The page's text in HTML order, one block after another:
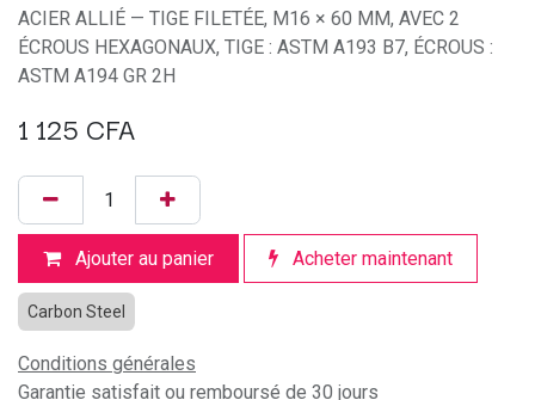
ACIER ALLIÉ — TIGE FILETÉE, M16 × 60 MM, AVEC 2
ÉCROUS HEXAGONAUX, TIGE : ASTM A193 B7, ÉCROUS :
ASTM A194 GR 2H
1 125 CFA
Ajouter au panier Acheter maintenant
Carbon Steel
Conditions générales
Garantie satisfait ou remboursé de 30 jours